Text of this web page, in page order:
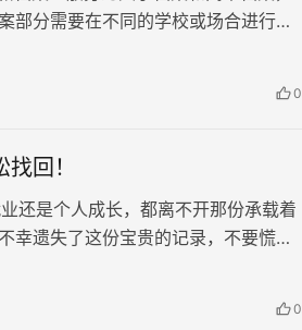
部分需要在不同的学校或场合进行补
0
回！
是个人成长，都离不开那份承载着
幸遗失了这份宝贵的记录，不要慌
0